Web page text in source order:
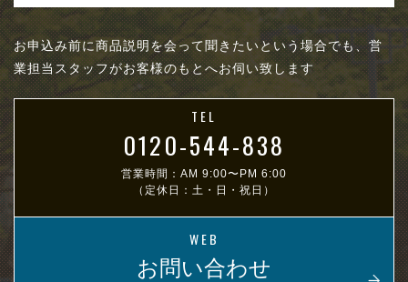
お申込み前に商品説明を会って聞きたいという場合でも、営
業担当スタッフがお客様のもとへお伺い致します
TEL
0120-544-838
営業時間：AM 9:00〜PM 6:00
（定休日：土・日・祝日）
WEB
お問い合わせ